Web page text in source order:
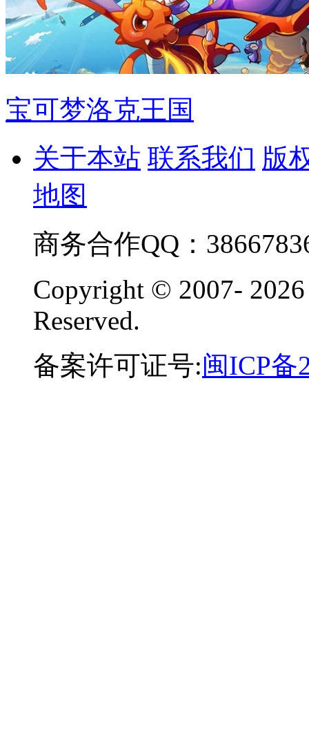
宝可梦洛克王国
关于本站 联系我们 版
地图
商务合作QQ：
Copyright © 2007-
Reserved.
备案许可证号:闽ICP备